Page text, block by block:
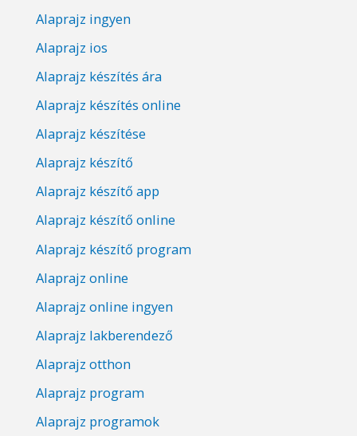
Alaprajz ingyen
Alaprajz ios
Alaprajz készítés ára
Alaprajz készítés online
Alaprajz készítése
Alaprajz készítő
Alaprajz készítő app
Alaprajz készítő online
Alaprajz készítő program
Alaprajz online
Alaprajz online ingyen
Alaprajz lakberendező
Alaprajz otthon
Alaprajz program
Alaprajz programok